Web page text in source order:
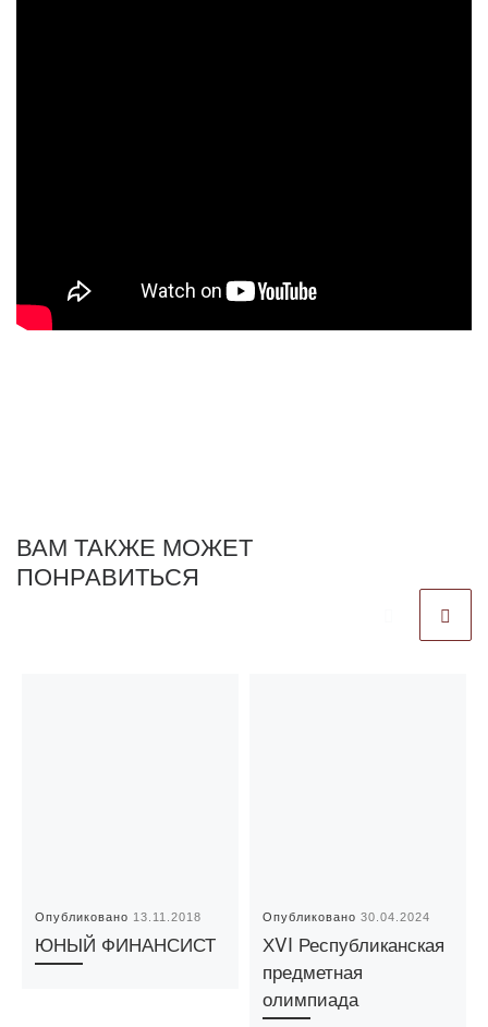
ВАМ ТАКЖЕ МОЖЕТ
ПОНРАВИТЬСЯ
Опубликовано 13.11.2018
ЮНЫЙ ФИНАНСИСТ
Опубликовано30.04.2024
ХVI Республиканская
предметная
олимпиада